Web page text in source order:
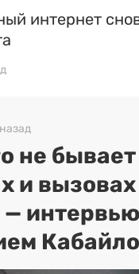
интернет
не
и
—
Кабайло